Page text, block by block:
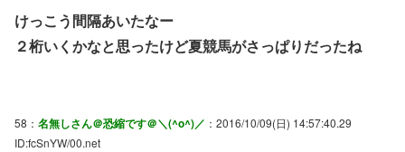
けっこう間隔あいたなー
２桁いくかなと思ったけど夏競馬がさっぱりだったね
58： 名無しさん＠恐縮です＠＼(^o^)／ ：2016/10/09(日) 14:57:40.29
ID:fcSnYW/00.net